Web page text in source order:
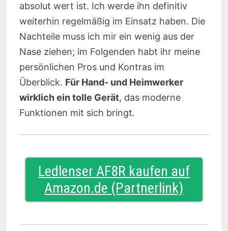
absolut wert ist. Ich werde ihn definitiv
weiterhin regelmäßig im Einsatz haben. Die
Nachteile muss ich mir ein wenig aus der
Nase ziehen; im Folgenden habt ihr meine
persönlichen Pros und Kontras im
Überblick. Für Hand- und Heimwerker
wirklich ein tolle Gerät, das moderne
Funktionen mit sich bringt.
Ledlenser AF8R kaufen